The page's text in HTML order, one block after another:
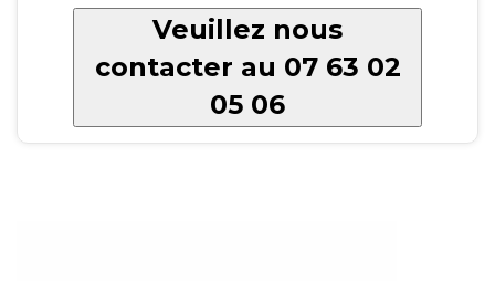
Veuillez nous
contacter au 07 63 02
05 06